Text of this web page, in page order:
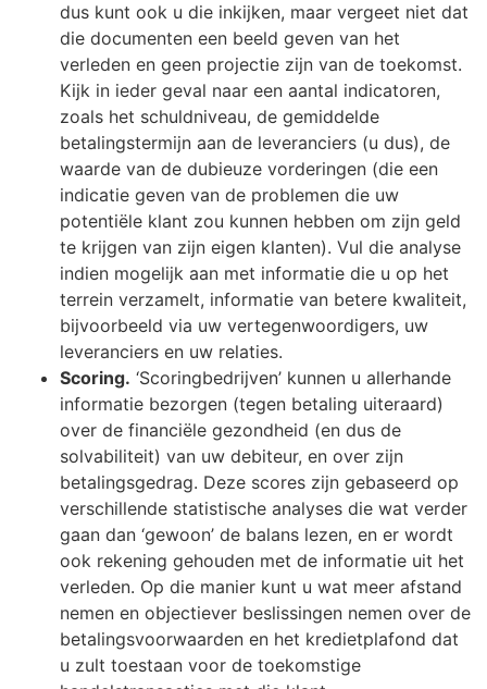
dus kunt ook u die inkijken, maar vergeet niet dat
die documenten een beeld geven van het
verleden en geen projectie zijn van de toekomst.
Kijk in ieder geval naar een aantal indicatoren,
zoals het schuldniveau, de gemiddelde
betalingstermijn aan de leveranciers (u dus), de
waarde van de dubieuze vorderingen (die een
indicatie geven van de problemen die uw
potentiële klant zou kunnen hebben om zijn geld
te krijgen van zijn eigen klanten). Vul die analyse
indien mogelijk aan met informatie die u op het
terrein verzamelt, informatie van betere kwaliteit,
bijvoorbeeld via uw vertegenwoordigers, uw
leveranciers en uw relaties.
Scoring. ‘Scoringbedrijven’ kunnen u allerhande
informatie bezorgen (tegen betaling uiteraard)
over de financiële gezondheid (en dus de
solvabiliteit) van uw debiteur, en over zijn
betalingsgedrag. Deze scores zijn gebaseerd op
verschillende statistische analyses die wat verder
gaan dan ‘gewoon’ de balans lezen, en er wordt
ook rekening gehouden met de informatie uit het
verleden. Op die manier kunt u wat meer afstand
nemen en objectiever beslissingen nemen over de
betalingsvoorwaarden en het kredietplafond dat
u zult toestaan voor de toekomstige